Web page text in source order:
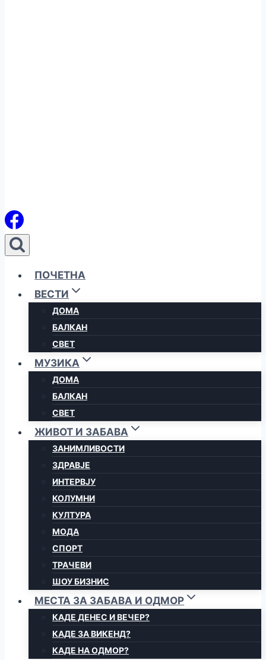
ПОЧЕТНА
ВЕСТИ
ДОМА
БАЛКАН
СВЕТ
МУЗИКА
ДОМА
БАЛКАН
СВЕТ
ЖИВОТ И ЗАБАВА
ЗАНИМЛИВОСТИ
ЗДРАВЈЕ
ИНТЕРВЈУ
КОЛУМНИ
КУЛТУРА
МОДА
СПОРТ
ТРАЧЕВИ
ШОУ БИЗНИС
МЕСТА ЗА ЗАБАВА И ОДМОР
КАДЕ ДЕНЕС И ВЕЧЕР?
КАДЕ ЗА ВИКЕНД?
КАДЕ НА ОДМОР?